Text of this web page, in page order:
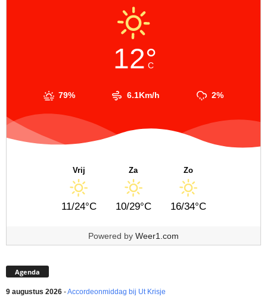
12°
C
79% 6.1Km/h 2%
Vrij
11/24°C
Za
10/29°C
Zo
16/34°C
Powered by Weer1.com
Agenda
9 augustus 2026 -Accordeonmiddag bij Ut Krisje